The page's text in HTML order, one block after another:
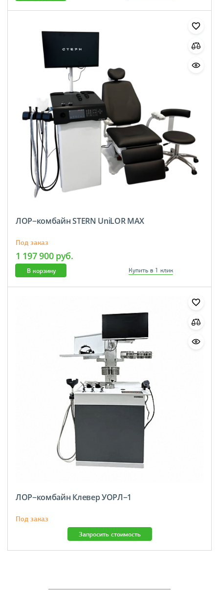
ЛОР−комбайн STERN UniLOR MAX
Под заказ
1 197 900 руб.
В корзину Купить в 1 клик
ЛОР−комбайн Клевер УОРЛ−1
Под заказ
Запросить стоимость